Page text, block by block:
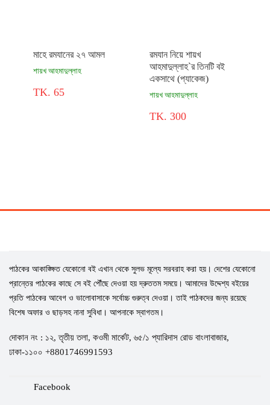
মাহে রমযানের ২৭ আমল
শায়খ আহমাদুল্লাহ
TK. 65
রমযান নিয়ে শায়খ
আহমাদুল্লাহ`র তিনটি বই
একসাথে (প্যাকেজ)
শায়খ আহমাদুল্লাহ
TK. 300
পাঠকের আকাঙ্ক্ষিত যেকোনো বই এখান থেকে সুলভ মূল্যে সরবরাহ করা হয়। দেশের যেকোনো
প্রান্তের পাঠকের কাছে সে বই পৌঁছে দেওয়া হয় দ্রুততম সময়ে। আমাদের উদ্দেশ্য বইয়ের
প্রতি পাঠকের আবেগ ও ভালোবাসাকে সর্বোচ্চ গুরুত্ব দেওয়া। তাই পাঠকদের জন্য রয়েছে
বিশেষ অফার ও ছাড়সহ নানা সুবিধা। আপনাকে স্বাগতম।
দোকান নং : ১২, তৃতীয় তলা, কওমী মার্কেট, ৬৫/১ প্যারিদাস রোড বাংলাবাজার,
ঢাকা-১১০০ +8801746991593
Facebook